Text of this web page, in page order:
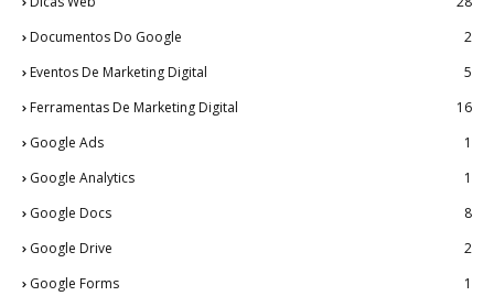
Documentos Do Google
2
Eventos De Marketing Digital
5
Ferramentas De Marketing Digital
16
Google Ads
1
Google Analytics
1
Google Docs
8
Google Drive
2
Google Forms
1